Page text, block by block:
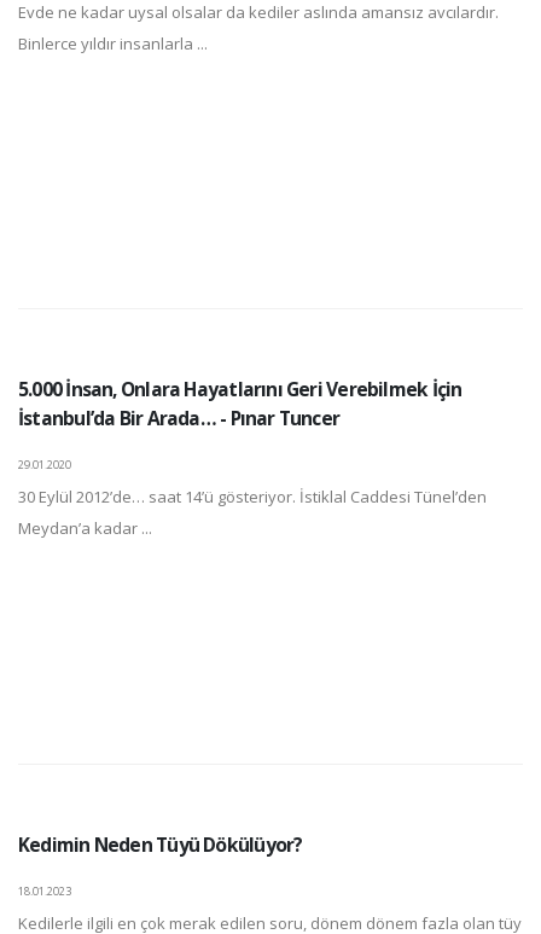
Evde ne kadar uysal olsalar da kediler aslında amansız avcılardır.
Binlerce yıldır insanlarla ...
5.000 İnsan, Onlara Hayatlarını Geri Verebilmek İçin
İstanbul’da Bir Arada… - Pınar Tuncer
29.01.2020
30 Eylül 2012’de… saat 14’ü gösteriyor. İstiklal Caddesi Tünel’den
Meydan’a kadar ...
Kedimin Neden Tüyü Dökülüyor?
18.01.2023
Kedilerle ilgili en çok merak edilen soru, dönem dönem fazla olan tüy